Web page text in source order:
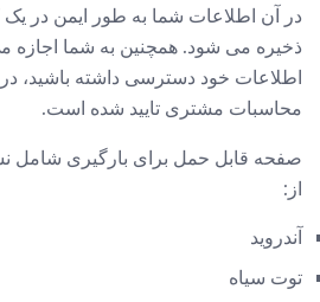
در آن اطلاعات شما به طور ایمن در
ذخیره می شود. همچنین به شما اجازه
اطلاعات خود دسترسی داشته باشید،
محاسبات مشتری تایید شده است.
صفحه قابل حمل برای بارگیری شامل
از:
آندروید
توت سیاه